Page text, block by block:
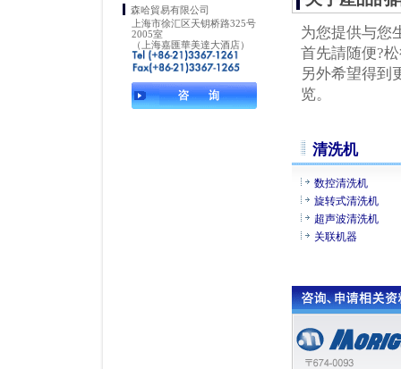
为您提供与您
首先請随便?
另外希望得到
览。
清洗机
数控清洗机
旋转式清洗机
超声波清洗机
关联机器
森哈貿易有限公司
上海市徐汇区天钥桥路325号
2005室
（上海嘉匯華美達大酒店）